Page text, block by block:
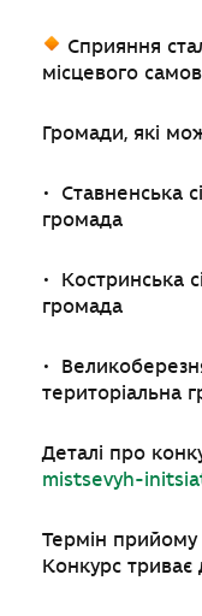
Сприяння
місцевого
Громади, які
• Ставненська
громада
• Костринська
громада
•
територіальна
Деталі про
mistsevyh-
Термін прийому
Конкурс триває